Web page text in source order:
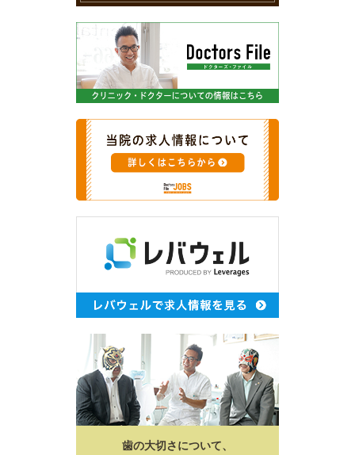
歯の大切さについて、